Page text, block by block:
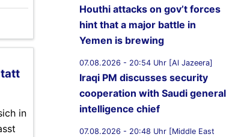
in
Houthi attacks on gov’t forces
hint that a major battle in
Yemen is brewing
07.08.2026 - 20:54 Uhr [Al Jazeera]
Iraqi PM discusses security
cooperation with Saudi general
intelligence chief
07.08.2026 - 20:48 Uhr [Middle East